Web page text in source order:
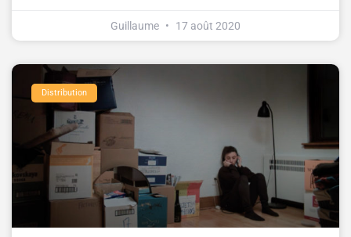
Guillaume 17 août 2020
Distribution